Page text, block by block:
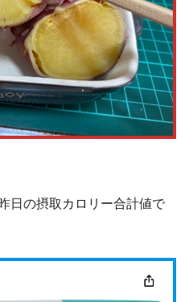
日の摂取カロリー合計値で